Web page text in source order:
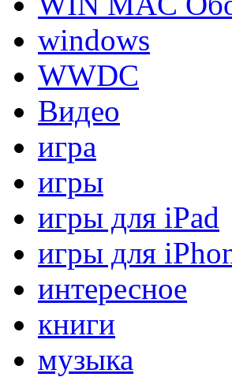
windows
WWDC
Видео
игра
игры
игры для iPad
игры для
интересное
книги
музыка